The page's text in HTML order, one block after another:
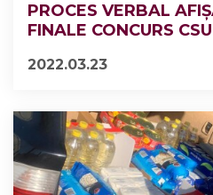
PROCES VERBAL
FINALE CONCURS CSU
2022.03.23